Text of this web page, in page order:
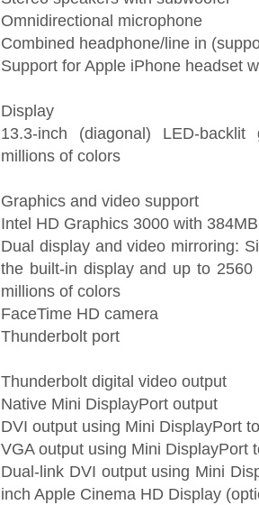
Omnidirectional microphone
Combined headphone/line in
Support for Apple iPhone headset
Display
13.3-inch (diagonal) LED-
millions of colors
Graphics and video support
Intel HD Graphics 3000 with
Dual display and video mirroring:
the built-in display and up to
millions of colors
FaceTime HD camera
Thunderbolt port
Thunderbolt digital video output
Native Mini DisplayPort output
DVI output using Mini DisplayPort
VGA output using Mini DisplayPort
Dual-link DVI output using Mini
inch Apple Cinema HD Display